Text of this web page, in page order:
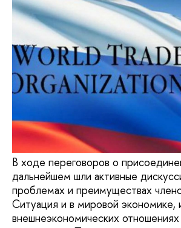
В ходе переговоров о
дальнейшем шли активные
проблемах и преимуществах
Ситуация и в мировой экономике,
внешнеэкономических